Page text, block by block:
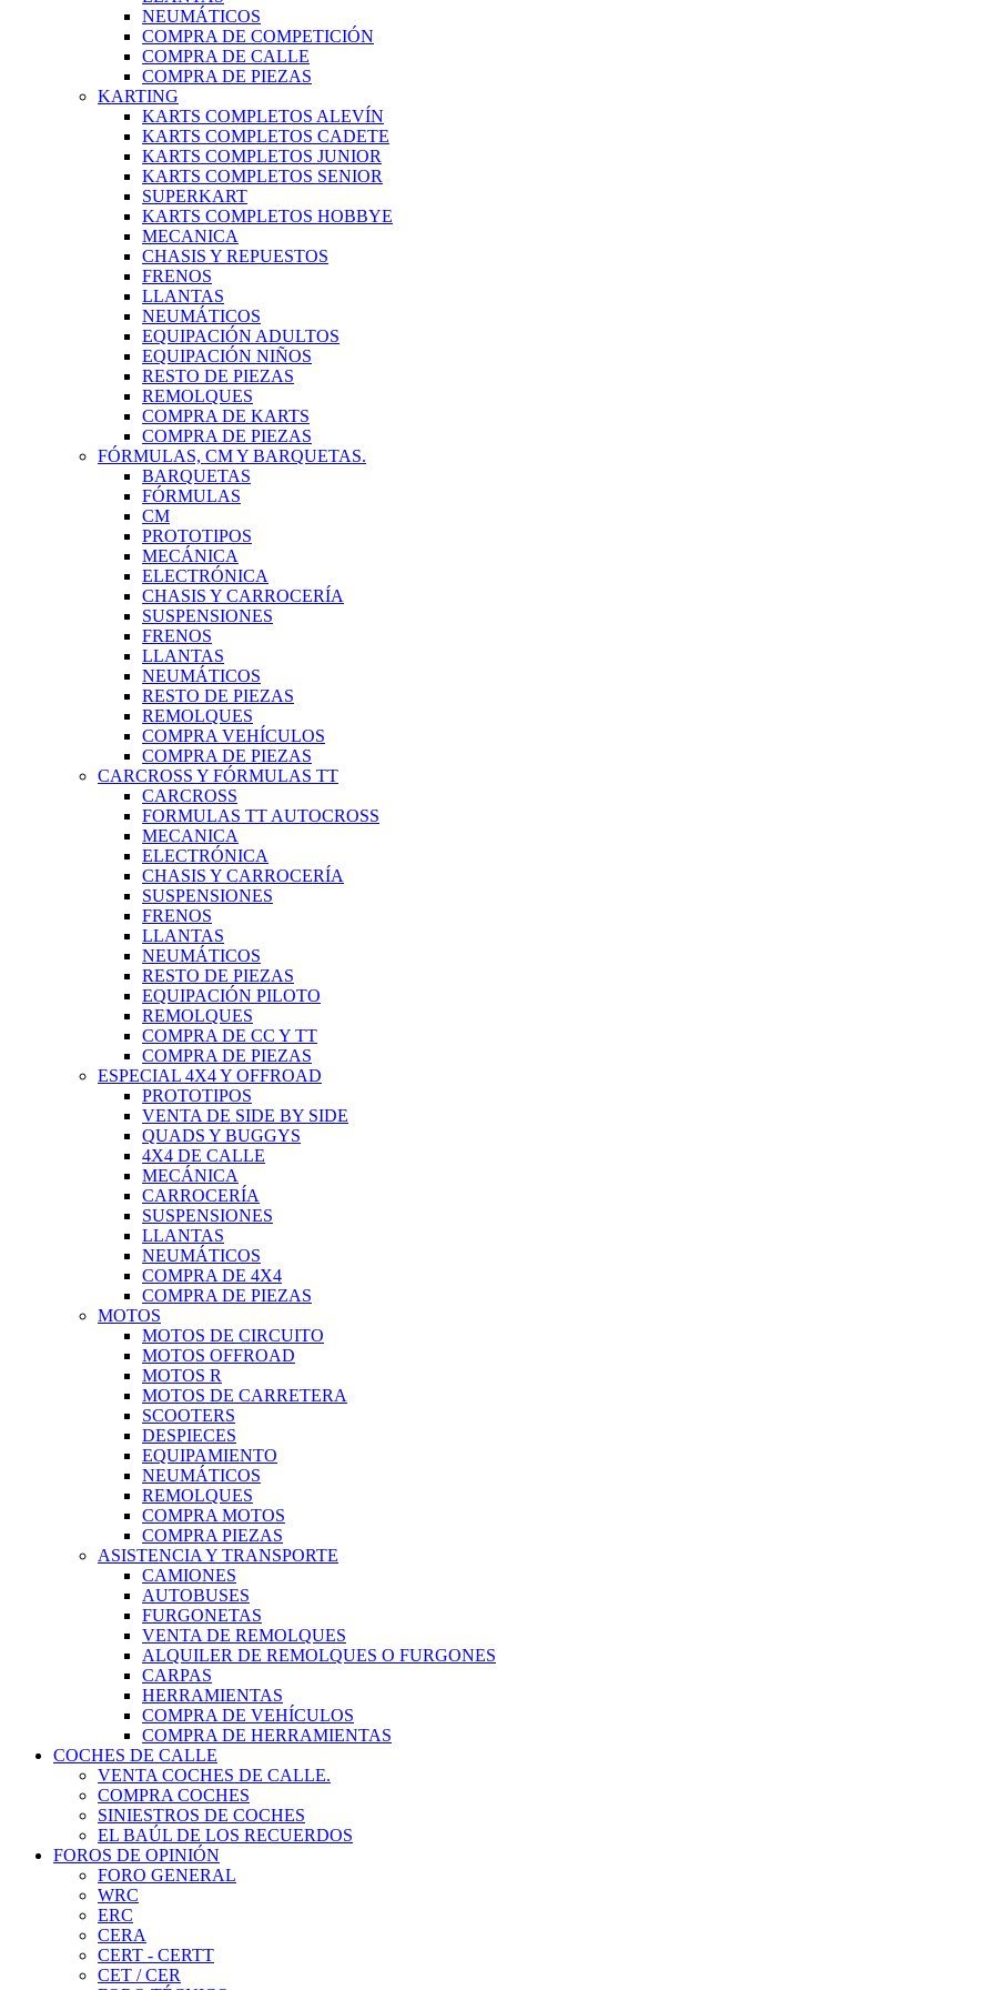
NEUMÁTICOS
COMPRA DE COMPETICIÓN
COMPRA DE CALLE
COMPRA DE PIEZAS
KARTING
KARTS COMPLETOS ALEVÍN
KARTS COMPLETOS CADETE
KARTS COMPLETOS JUNIOR
KARTS COMPLETOS SENIOR
SUPERKART
KARTS COMPLETOS HOBBYE
MECANICA
CHASIS Y REPUESTOS
FRENOS
LLANTAS
NEUMÁTICOS
EQUIPACIÓN ADULTOS
EQUIPACIÓN NIÑOS
RESTO DE PIEZAS
REMOLQUES
COMPRA DE KARTS
COMPRA DE PIEZAS
FÓRMULAS, CM Y BARQUETAS.
BARQUETAS
FÓRMULAS
CM
PROTOTIPOS
MECÁNICA
ELECTRÓNICA
CHASIS Y CARROCERÍA
SUSPENSIONES
FRENOS
LLANTAS
NEUMÁTICOS
RESTO DE PIEZAS
REMOLQUES
COMPRA VEHÍCULOS
COMPRA DE PIEZAS
CARCROSS Y FÓRMULAS TT
CARCROSS
FORMULAS TT AUTOCROSS
MECANICA
ELECTRÓNICA
CHASIS Y CARROCERÍA
SUSPENSIONES
FRENOS
LLANTAS
NEUMÁTICOS
RESTO DE PIEZAS
EQUIPACIÓN PILOTO
REMOLQUES
COMPRA DE CC Y TT
COMPRA DE PIEZAS
ESPECIAL 4X4 Y OFFROAD
PROTOTIPOS
VENTA DE SIDE BY SIDE
QUADS Y BUGGYS
4X4 DE CALLE
MECÁNICA
CARROCERÍA
SUSPENSIONES
LLANTAS
NEUMÁTICOS
COMPRA DE 4X4
COMPRA DE PIEZAS
MOTOS
MOTOS DE CIRCUITO
MOTOS OFFROAD
MOTOS R
MOTOS DE CARRETERA
SCOOTERS
DESPIECES
EQUIPAMIENTO
NEUMÁTICOS
REMOLQUES
COMPRA MOTOS
COMPRA PIEZAS
ASISTENCIA Y TRANSPORTE
CAMIONES
AUTOBUSES
FURGONETAS
VENTA DE REMOLQUES
ALQUILER DE REMOLQUES O FURGONES
CARPAS
HERRAMIENTAS
COMPRA DE VEHÍCULOS
COMPRA DE HERRAMIENTAS
COCHES DE CALLE
VENTA COCHES DE CALLE.
COMPRA COCHES
SINIESTROS DE COCHES
EL BAÚL DE LOS RECUERDOS
FOROS DE OPINIÓN
FORO GENERAL
WRC
ERC
CERA
CERT - CERTT
CET / CER